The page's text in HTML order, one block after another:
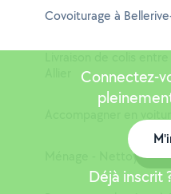
Covoiturage à
Ménage - Nettoyage à
Connectez-
Déjà inscrit